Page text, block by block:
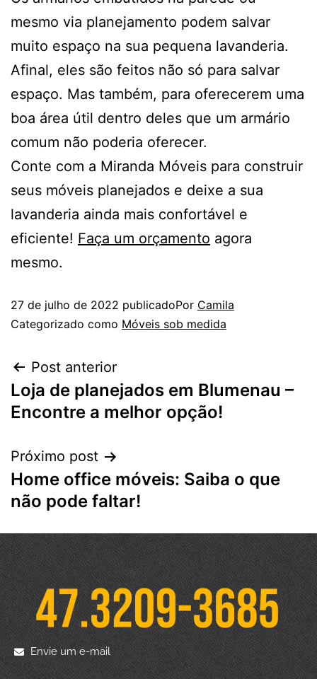
mesmo via planejamento podem salvar
muito espaço na sua pequena lavanderia.
Afinal, eles são feitos não só para salvar
espaço. Mas também, para oferecerem uma
boa área útil dentro deles que um armário
comum não poderia oferecer.
Conte com a Miranda Móveis para construir
seus móveis planejados e deixe a sua
lavanderia ainda mais confortável e
eficiente! Faça um orçamento agora
mesmo.
27 de julho de 2022 publicadoPor Camila
Categorizado como Móveis sob medida
Post anterior
Loja de planejados em Blumenau –
Encontre a melhor opção!
Próximo post
Home office móveis: Saiba o que
não pode faltar!
Envie um e-mail